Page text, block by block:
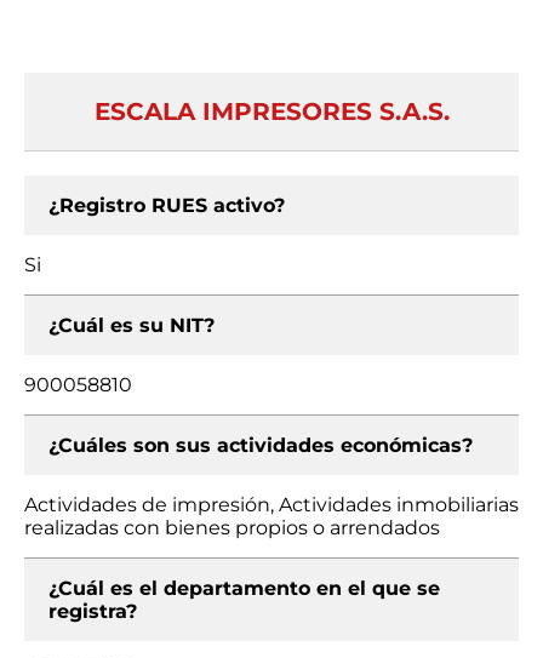
ESCALA IMPRESORES S.A.S.
¿Registro RUES activo?
Si
¿Cuál es su NIT?
900058810
¿Cuáles son sus actividades económicas?
Actividades de impresión, Actividades inmobiliarias
realizadas con bienes propios o arrendados
¿Cuál es el departamento en el que se
registra?